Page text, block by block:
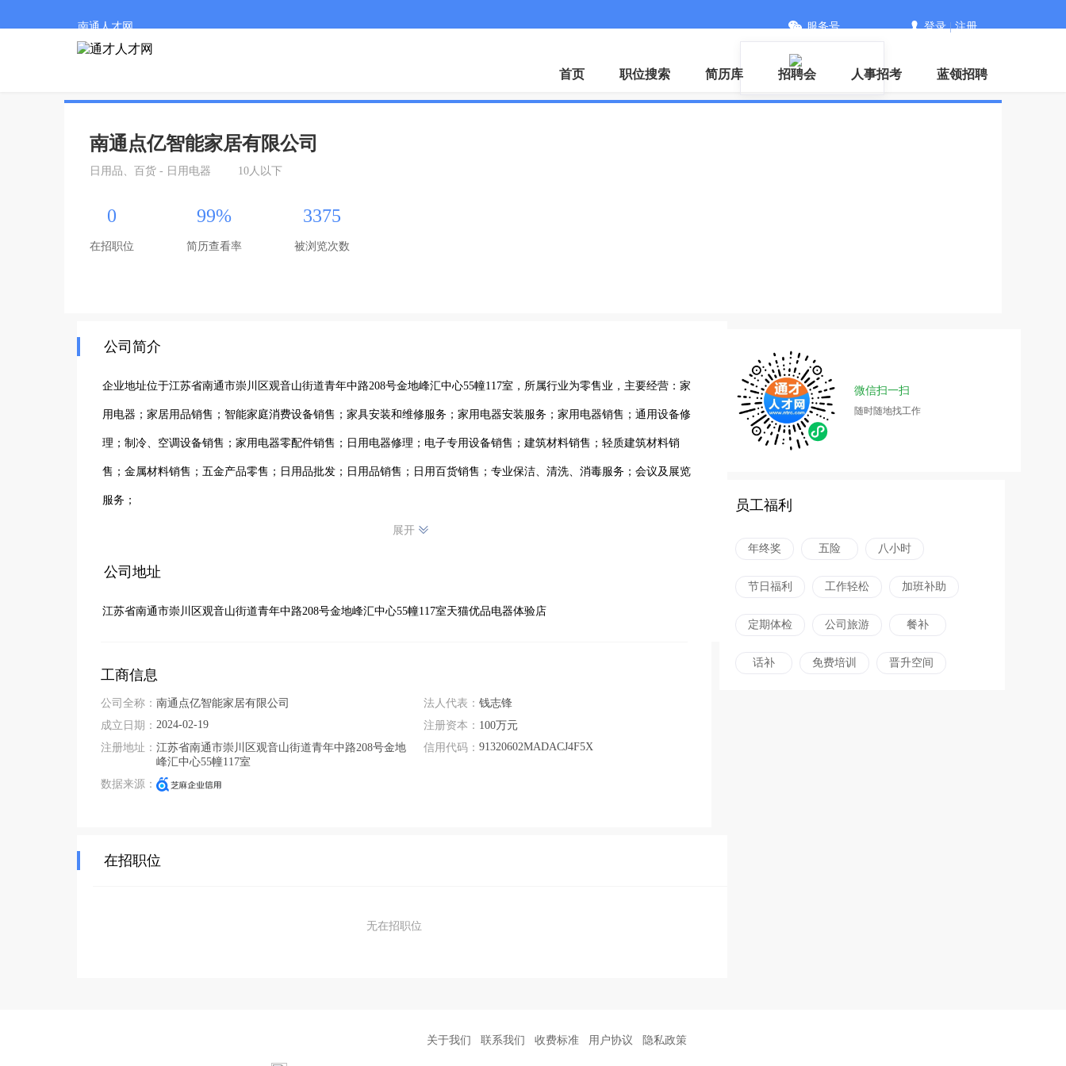
南通人才网
微信
服务号 登录|注册
首页 职位搜索 简历库 招聘会 人事招考 蓝领招聘
南通点亿智能家居有限公司
日用品、百货 - 日用电器 10人以下
0
在招职位
99%
简历查看率
3375
被浏览次数
公司简介
企业地址位于江苏省南通市崇川区观音山街道青年中路208号金地峰汇中心55幢117室，所属行业为零售业，主要经营：家
用电器；家居用品销售；智能家庭消费设备销售；家具安装和维修服务；家用电器安装服务；家用电器销售；通用设备修
理；制冷、空调设备销售；家用电器零配件销售；日用电器修理；电子专用设备销售；建筑材料销售；轻质建筑材料销
售；金属材料销售；五金产品零售；日用品批发；日用品销售；日用百货销售；专业保洁、清洗、消毒服务；会议及展览
服务；
展开
公司地址
江苏省南通市崇川区观音山街道青年中路208号金地峰汇中心55幢117室天猫优品电器体验店
工商信息
公司全称： 南通点亿智能家居有限公司
成立日期： 2024-02-19
注册地址： 江苏省南通市崇川区观音山街道青年中路208号金地
峰汇中心55幢117室
数据来源：
法人代表： 钱志锋
注册资本： 100万元
信用代码： 91320602MADACJ4F5X
在招职位
无在招职位
微信扫一扫
随时随地找工作
员工福利
年终奖 五险 八小时
节日福利 工作轻松 加班补助
定期体检 公司旅游 餐补
话补 免费培训 晋升空间
关于我们 联系我们 收费标准 用户协议 隐私政策